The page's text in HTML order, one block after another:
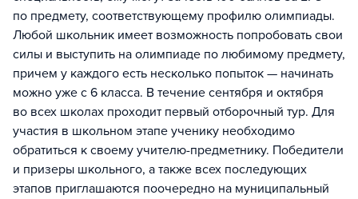
по предмету, соответствующему профилю олимпиады.
Любой школьник имеет возможность попробовать свои
силы и выступить на олимпиаде по любимому предмету,
причем у каждого есть несколько попыток — начинать
можно уже с 6 класса. В течение сентября и октября
во всех школах проходит первый отборочный тур. Для
участия в школьном этапе ученику необходимо
обратиться к своему учителю-предметнику. Победители
и призеры школьного, а также всех последующих
этапов приглашаются поочередно на муниципальный